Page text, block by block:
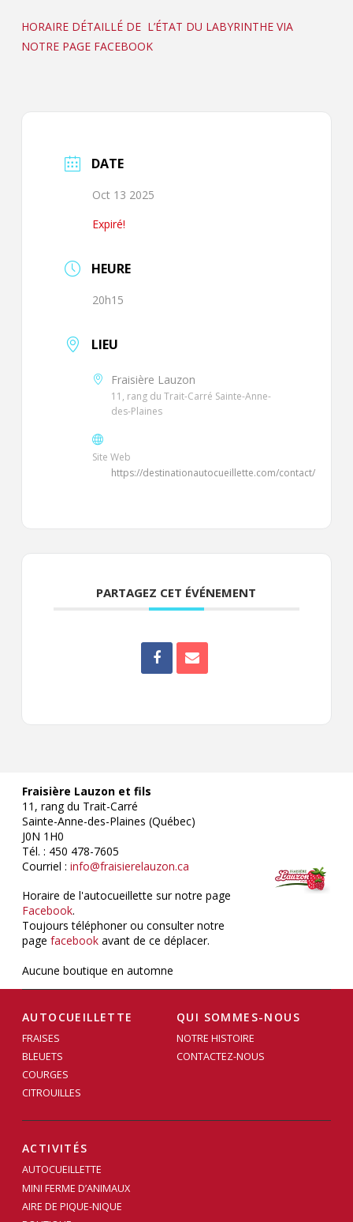
HORAIRE DÉTAILLÉ DE L’ÉTAT DU LABYRINTHE VIA
NOTRE PAGE FACEBOOK
DATE
Oct 13 2025
Expiré!
HEURE
20h15
LIEU
Fraisière Lauzon
11, rang du Trait-Carré Sainte-Anne-
des-Plaines
Site Web
https://destinationautocueillette.com/contact/
PARTAGEZ CET ÉVÉNEMENT
Fraisière Lauzon et fils
11, rang du Trait-Carré
Sainte-Anne-des-Plaines (Québec)
J0N 1H0
Tél. : 450 478-7605
Courriel : info@fraisierelauzon.ca
Horaire de l'autocueillette sur notre page
Facebook.
Toujours téléphoner ou consulter notre
page facebook avant de ce déplacer.
Aucune boutique en automne
AUTOCUEILLETTE
FRAISES
BLEUETS
COURGES
CITROUILLES
QUI SOMMES-NOUS
NOTRE HISTOIRE
CONTACTEZ-NOUS
ACTIVITÉS
AUTOCUEILLETTE
MINI FERME D’ANIMAUX
AIRE DE PIQUE-NIQUE